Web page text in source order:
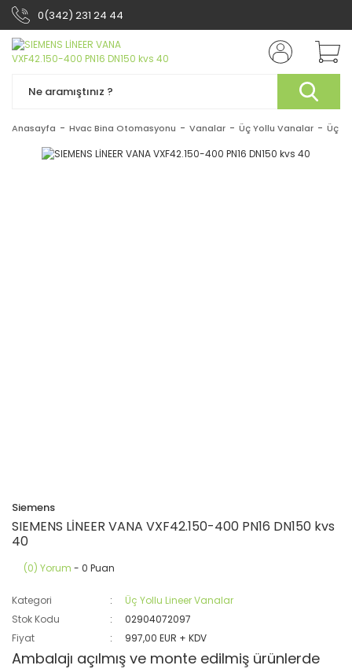
0(342) 231 24 44
Anasayfa Hvac Bina Otomasyonu Vanalar Üç Yollu Vanalar Üç
Siemens
SIEMENS LİNEER VANA VXF42.150-400 PN16 DN150 kvs
40
(0) Yorum - 0 Puan
Kategori
Üç Yollu Lineer Vanalar
Stok Kodu
02904072097
Fiyat
997,00 EUR + KDV
Ambalajı açılmış ve monte edilmiş ürünlerde